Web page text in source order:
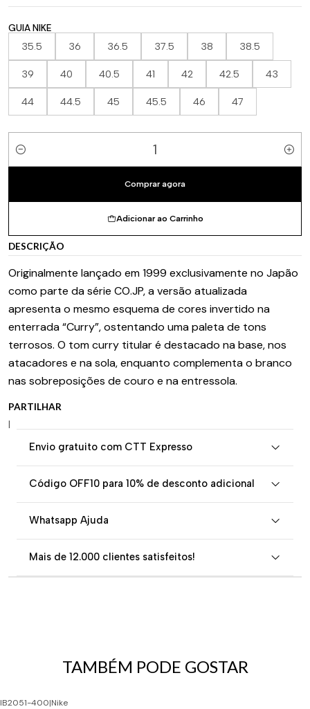
GUIA NIKE
35.5 36 36.5 37.5 38 38.5
39 40 40.5 41 42 42.5 43
44 44.5 45 45.5 46 47
Quantidade
Adicionar ao Carrinho
Comprar agora
DESCRIÇÃO
Originalmente lançado em 1999 exclusivamente no Japão
como parte da série CO.JP, a versão atualizada
apresenta o mesmo esquema de cores invertido na
enterrada “Curry”, ostentando uma paleta de tons
terrosos. O tom curry titular é destacado na base, nos
atacadores e na sola, enquanto complementa o branco
nas sobreposições de couro e na entressola.
PARTILHAR
|
Envio gratuito com CTT Expresso
Código OFF10 para 10% de desconto adicional
Whatsapp Ajuda
Mais de 12.000 clientes satisfeitos!
TAMBÉM PODE GOSTAR
IB2051-400|Nike